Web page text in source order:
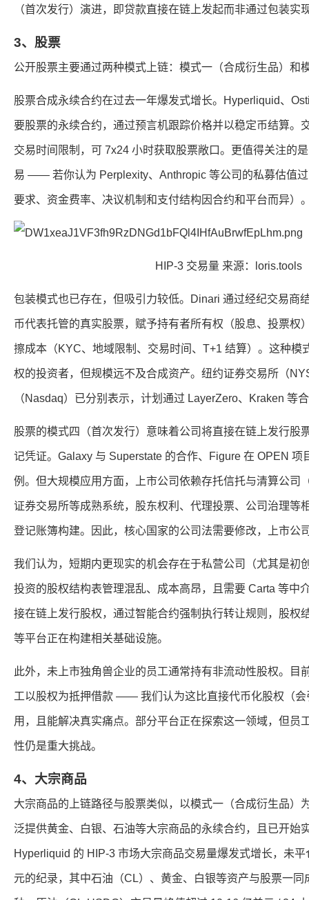
（首次发行）演进，即贷款直接在链上发起而非通过包装实
3、股票
公开股票主要通过两种模式上链：模式一（合成衍生品）和
股票合成永续合约在过去一年爆发式增长。Hyperliquid、
要股票的永续合约，通过预言机跟踪价格并以稳定币结算。
交易时间限制，可 7x24 小时获取股票敞口。更值得关注的
易 —— 若你认为 Perplexity、Anthropic 等公司的私募估值
要求、资金费率、决议机制和支付结构因合约和平台而异）
HIP-3 交易量 来源：loris.tools
包装模式也已存在，但吸引力较低。Dinari 通过经纪交易商
币代表托管的真实股票，赋予持有者所有权（股息、投票权
擦成本（KYC、地域限制、交易时间、T+1 结算）。这种模
权的投资者，但规模远不及合成资产。纽约证券交易所（
（Nasdaq）已分别表示，计划通过 LayerZero、Kraken 等
股票的模式四（首次发行）意味着公司将直接在链上发行股
记凭证。Galaxy 与 Superstate 的合作、Figure 在 OPEN 项
例。但大规模应用方面，上市公司依赖存托信托与清算公司
证券交易所等成熟系统，股东权利、代理投票、公司治理等
登记账簿构建。因此，核心国家的公司法需要修改，上市公
我们认为，短期内更现实的机会存在于私营公司（尤其是初
投资的股权结构表管理混乱、成本高昂，且需要 Carta 等中
接在链上发行股权，通过智能合约强制执行转让规则，股权
等平台正在构建相关基础设施。
此外，未上市独角兽企业的员工通常持有非流动性股权。目
工以股权为抵押借款 —— 我们认为这比直接代币化股权（会
用，且能解决真实痛点。部分平台正在探索这一领域，但员
性仍是重大挑战。
4、大宗商品
大宗商品的上链路径与股票类似，以模式一（合成衍生品）
泛提供黄金、白银、石油等大宗商品的永续合约，且已开始
Hyperliquid 的 HIP-3 市场大宗商品交易量爆发式增长，未
元的纪录，其中石油（CL）、黄金、白银等资产与股票一同